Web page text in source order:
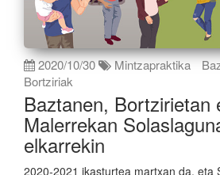
2020/10/30 Mintzapraktika
Bortziriak
Baztanen, Bortzirietan
Malerrekan
elkarrekin
2020-2021 ikasturtea martxan da, eta